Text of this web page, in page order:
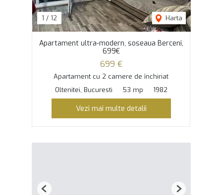
1 / 12 Harta
Apartament ultra-modern, soseaua Berceni,
699€
699 €
Apartament cu 2 camere de închiriat
Oltenitei, Bucuresti
53 mp 1982
Vezi mai multe detalii
Previous Next